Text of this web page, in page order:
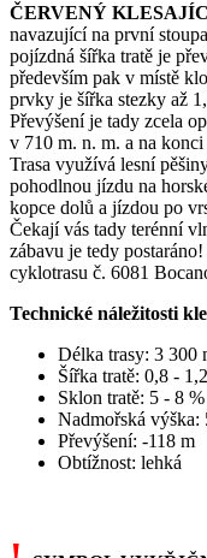
ČERVENÝ
navazující na první
pojízdná šířka tratě je
především pak v místě
prvky je šířka stezky až
Převýšení je tady zcela
v 710 m. n. m. a na
Trasa využívá lesní
pohodlnou jízdu na
kopce dolů a jízdou po
Čekají vás tady terénní
zábavu je tedy
cyklotrasu č. 6081
Technické náležitosti
Délka trasy: 3 300
Šířka tratě: 0,8 -
Sklon tratě: 5 - 8 %
Nadmořská výška:
Převýšení: -118 m
Obtížnost: lehká